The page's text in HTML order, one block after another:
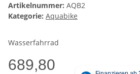
Artikelnummer: AQB2
Kategorie: Aquabike
Wasserfahrrad
689,80